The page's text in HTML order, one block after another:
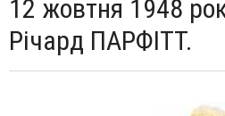
12 жовтня 1948
Річард ПАРФІТТ.